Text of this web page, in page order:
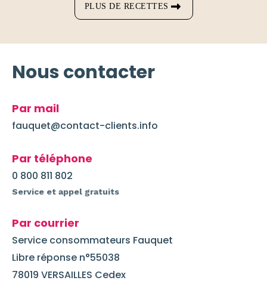
PLUS DE RECETTES
Nous contacter
Par mail
fauquet@contact-clients.info
Par téléphone
0 800 811 802
Service et appel gratuits
Par courrier
Service consommateurs Fauquet
Libre réponse n°55038
78019 VERSAILLES Cedex